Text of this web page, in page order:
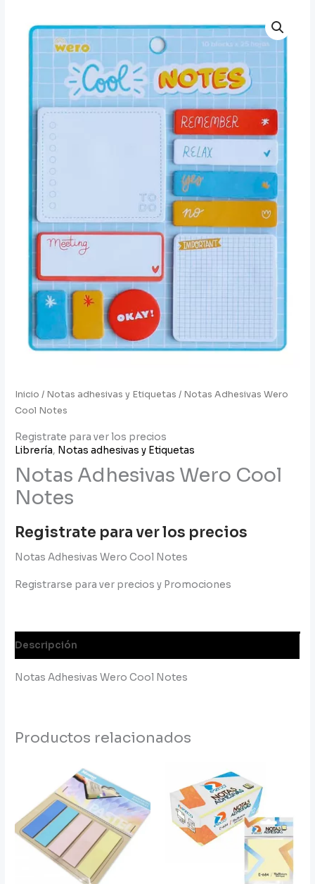
Inicio / Notas adhesivas y Etiquetas / Notas Adhesivas Wero
Cool Notes
Registrate para ver los precios
Librería, Notas adhesivas y Etiquetas
Notas Adhesivas Wero Cool
Notes
Registrate para ver los precios
Notas Adhesivas Wero Cool Notes
Registrarse para ver precios y Promociones
Descripción
Notas Adhesivas Wero Cool Notes
Productos relacionados